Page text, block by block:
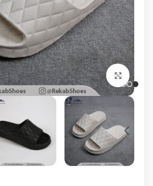
برای بزرگنمایی کلیک کنید